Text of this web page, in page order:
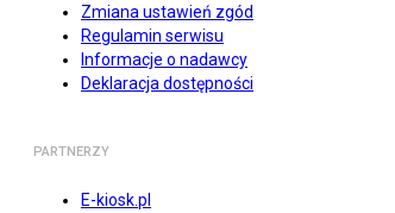
Zmiana ustawień zgód
Regulamin serwisu
Informacje o nadawcy
Deklaracja dostępności
PARTNERZY
E-kiosk.pl